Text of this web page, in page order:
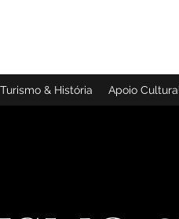
Turismo & História Apoio Cultural